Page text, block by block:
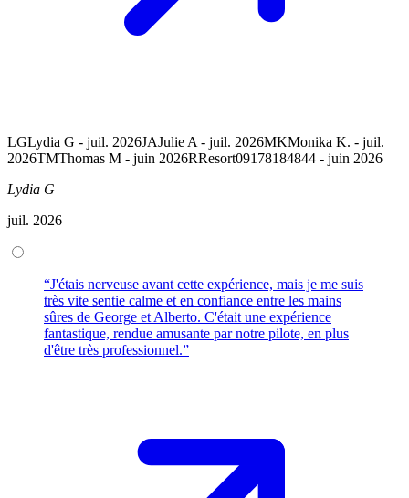
LGLydia G - juil. 2026JAJulie A - juil. 2026MKMonika K. - juil.
2026TMThomas M - juin 2026RResort09178184844 - juin 2026
Lydia G
juil. 2026
“J'étais nerveuse avant cette expérience, mais je me suis
très vite sentie calme et en confiance entre les mains
sûres de George et Alberto. C'était une expérience
fantastique, rendue amusante par notre pilote, en plus
d'être très professionnel.”